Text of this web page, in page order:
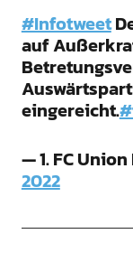
#Infotweet
auf
eingereicht.
— 1. FC
2022